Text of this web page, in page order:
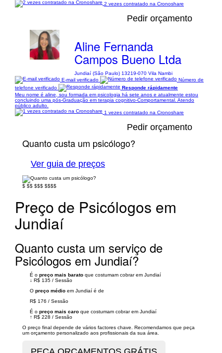
2 vezes contratado na Cronoshare
Pedir orçamento
Aline Fernanda
Campos Bueno Ltda
Jundiaí (São Paulo) 13219-070 Vila Nambi
E-mail verificado
Número de
telefone verificado
Responde rápidamente
Meu nome é aline, sou formada em psicologia há sete anos e atualmente estou
concluindo uma pós-Graduação em terapia cognitivo-Comportamental. Atendo
público adulto.
1 vezes contratado na Cronoshare
Pedir orçamento
Quanto custa um psicólogo?
Ver guia de preços
$ $$ $$$ $$$$
Preço de Psicólogos em
Jundiaí
Quanto custa um serviço de
Psicólogos em Jundiaí?
É o preço mais barato que costumam cobrar em Jundiaí
↓ R$ 135 / Sessão
O preço médio em Jundiaí é de
R$ 176 / Sessão
É o preço mais caro que costumam cobrar em Jundiaí
↑ R$ 228 / Sessão
O preço final depende de vários factores chave. Recomendamos que peça
um orçamento personalizado aos profissionais da sua área.